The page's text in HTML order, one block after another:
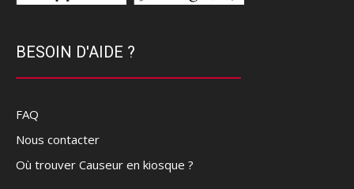
BESOIN D'AIDE ?
FAQ
Nous contacter
Où trouver Causeur en kiosque ?